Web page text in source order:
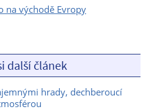
na východě Evropy
další článek
hrady, dechberoucí